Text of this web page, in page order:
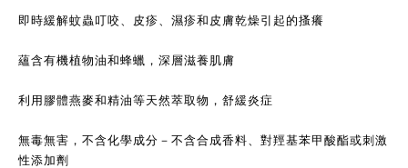
即時緩解蚊蟲叮咬、皮疹、濕疹和皮膚乾燥引起的搔癢
蘊含有機植物油和蜂蠟，深層滋養肌膚
利用膠體燕麥和精油等天然萃取物，舒緩炎症
無毒無害，不含化學成分－不含合成香料、對羥基苯甲酸酯或刺激
性添加劑